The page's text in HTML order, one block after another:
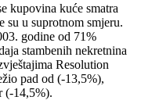
kupovina kuće smatra
su u suprotnom smjeru.
godine od 71%
stambenih nekretnina
Resolution
pad od (-13,5%),
(-14,5%).